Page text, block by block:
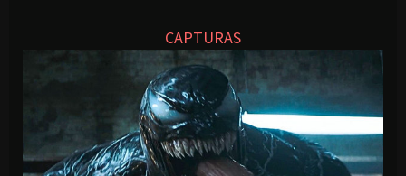
CAPTURAS